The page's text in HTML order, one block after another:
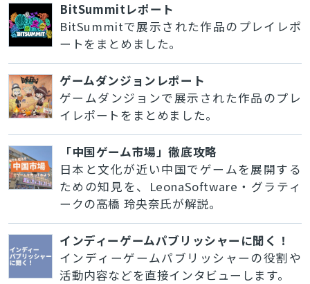
BitSummitレポート
BitSummitで展示された作品のプレイレポ
ートをまとめました。
ゲームダンジョンレポート
ゲームダンジョンで展示された作品のプレ
イレポートをまとめました。
「中国ゲーム市場」徹底攻略
日本と文化が近い中国でゲームを展開する
ための知見を、LeonaSoftware・グラティ
ークの高橋 玲央奈氏が解説。
インディーゲームパブリッシャーに聞く！
インディーゲームパブリッシャーの役割や
活動内容などを直接インタビューします。